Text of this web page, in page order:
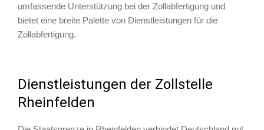
umfassende Unterstützung bei der Zollabfertigung und
bietet eine breite Palette von Dienstleistungen für die
Zollabfertigung.
Dienstleistungen der Zollstelle
Rheinfelden